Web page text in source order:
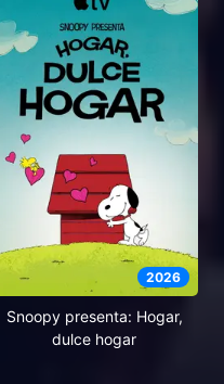
2026
Snoopy presenta: Hogar,
dulce hogar